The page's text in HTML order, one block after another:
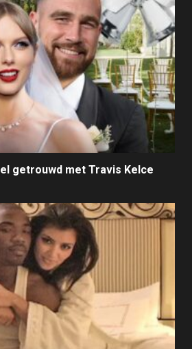
getrouwd met Travis Kelce